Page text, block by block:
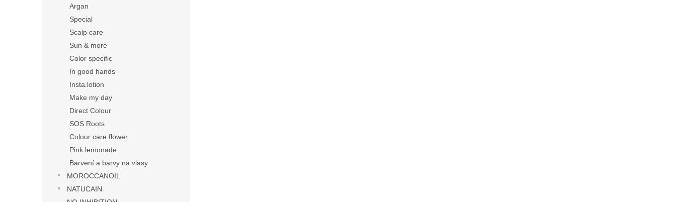
Argan
Special
Scalp care
Sun & more
Color specific
In good hands
Insta.lotion
Make my day
Direct Colour
SOS Roots
Colour care flower
Pink lemonade
Barvení a barvy na vlasy
MOROCCANOIL
NATUCAIN